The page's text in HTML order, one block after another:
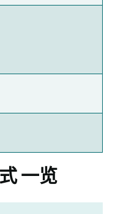
一览